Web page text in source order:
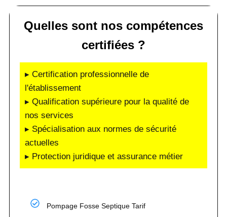
Quelles sont nos compétences
certifiées ?
▸ Certification professionnelle de
l'établissement
▸ Qualification supérieure pour la qualité de
nos services
▸ Spécialisation aux normes de sécurité
actuelles
▸ Protection juridique et assurance métier
Pompage Fosse Septique Tarif